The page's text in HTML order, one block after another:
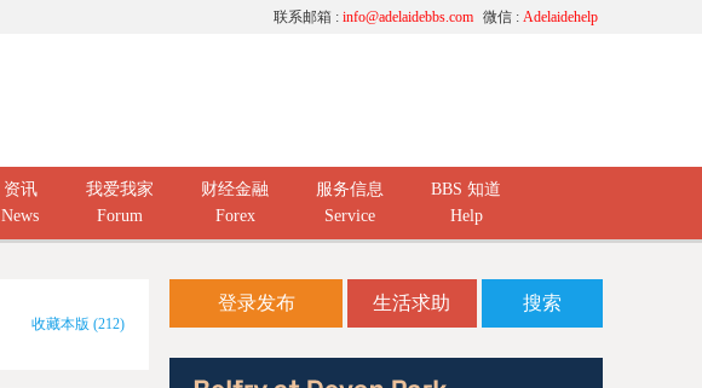
微信 : Adelaidehelp
联系邮箱 : info@adelaidebbs.com
资讯
News
我爱我家
Forum
财经金融
Forex
服务信息
Service
BBS 知道
Help
收藏本版 (212)
登录发布 生活求助 搜索